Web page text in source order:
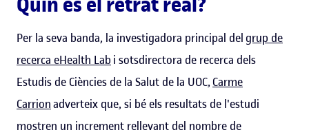
Per la seva banda, la investigadora principal del grup de
recerca eHealth Lab i sotsdirectora de recerca dels
Estudis de Ciències de la Salut de la UOC, Carme
Carrionadverteix que, si bé els resultats de l'estudi
mostren un increment rellevant del nombre de